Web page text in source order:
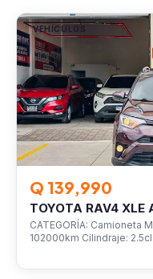
VEHÍCULOS
Q 139,990
TOYOTA RAV4 XLE
CATEGORÍA: Camioneta
102000km Cilindraje: